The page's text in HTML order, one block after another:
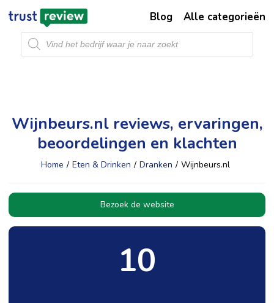
Producten
zoeken
Blog Alle categorieën
Wijnbeurs.nl reviews, ervaringen,
beoordelingen en klachten
Home / Eten & Drinken / Dranken / Wijnbeurs.nl
Bezoek de website
10